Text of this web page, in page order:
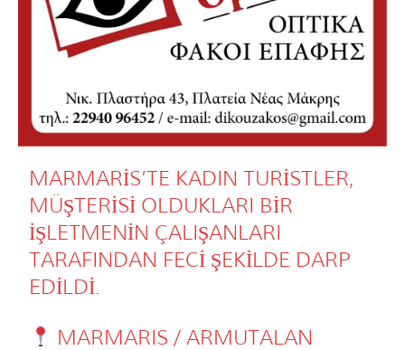
MARMARIS’TE KADIN TURISTLER,
MÜŞTERISI OLDUKLARI BIR
IŞLETMENIN ÇALIŞANLARI
TARAFINDAN FECI ŞEKILDE DARP
EDILDI.
MARMARIS / ARMUTALAN